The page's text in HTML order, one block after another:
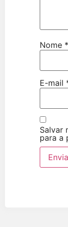
Nome *
E-mail
Salvar
para a